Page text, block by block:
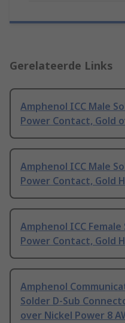
Gerelateerde Links
Amphenol ICC Male
Power Contact, Gold
Amphenol ICC Male
Power Contact, Gold
Amphenol ICC
Power Contact, Gold
Amphenol
Solder D-Sub
over Nickel Power 8